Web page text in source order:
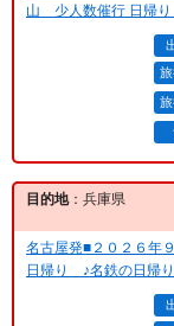
山 少人数催行 日帰
目的地：兵庫県
名古屋発■２０２６年
日帰り ♪名鉄の日帰